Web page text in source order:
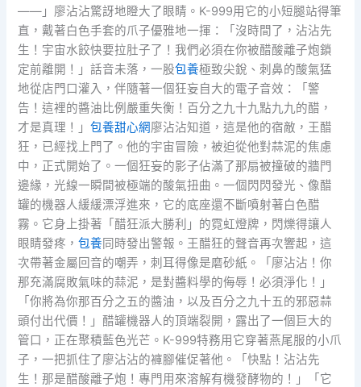
——」廖沾沾驚訝地瞪大了眼睛。K-999用它的小短腿站得筆
直，戴著白色手套的爪子優雅地一揮：「沒時間了，沾沾先
生！宇宙水餃快要拉肚子了！我們必須在你被醋酸離子炮鎖
定前離開！」話音未落，一股包養極致尖銳、刺鼻的酸氣猛
地從店門口灌入，伴隨著一個狂妄自大的電子音效：「警
告！這裡的醬油比例嚴重失衡！百分之九十九點九九的醋，
才是真理！」包養甜心網廖沾沾知道，這是他的宿敵，王醋
狂，已經找上門了。他的宇宙冒險，被迫從他對蒜泥的焦慮
中，正式開始了。一個狂妄的影子佔滿了那扇被撞破的牆門
邊緣，光線一瞬間被極端的酸氣扭曲。一個閃閃發光、像醋
罐的機器人緩緩漂浮進來，它的底座還不斷噴射著白色醋
霧。它身上掛著「醋狂派大勝利」的霓虹燈牌，閃爍得讓人
眼睛發疼，包養同時發出警報。王醋狂的聲音再次響起，這
次帶著金屬回音的嘲弄，刺耳得像是磨砂紙。「廖沾沾！你
那充滿腐敗氣味的蒜泥，是對醬料學的侮辱！必須淨化！」
「你將為你那百分之五的醬油，以及百分之九十五的邪惡蒜
頭付出代價！」醋罐機器人的頂端裂開，露出了一個巨大的
管口，正在聚積藍色光芒。K-999特務用它穿著燕尾服的小爪
子，一把抓住了廖沾沾的褲腳催促著他。「快點！沾沾先
生！那是醋酸離子炮！專門用來溶解有機發酵物的！」「它